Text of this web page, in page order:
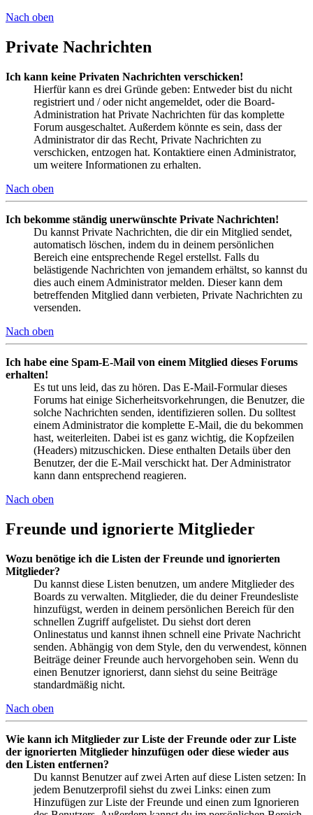
Nach oben
Private Nachrichten
Ich kann keine Privaten Nachrichten verschicken!
Hierfür kann es drei Gründe geben: Entweder bist du nicht
registriert und / oder nicht angemeldet, oder die Board-
Administration hat Private Nachrichten für das komplette
Forum ausgeschaltet. Außerdem könnte es sein, dass der
Administrator dir das Recht, Private Nachrichten zu
verschicken, entzogen hat. Kontaktiere einen Administrator,
um weitere Informationen zu erhalten.
Nach oben
Ich bekomme ständig unerwünschte Private Nachrichten!
Du kannst Private Nachrichten, die dir ein Mitglied sendet,
automatisch löschen, indem du in deinem persönlichen
Bereich eine entsprechende Regel erstellst. Falls du
belästigende Nachrichten von jemandem erhältst, so kannst du
dies auch einem Administrator melden. Dieser kann dem
betreffenden Mitglied dann verbieten, Private Nachrichten zu
versenden.
Nach oben
Ich habe eine Spam-E-Mail von einem Mitglied dieses Forums
erhalten!
Es tut uns leid, das zu hören. Das E-Mail-Formular dieses
Forums hat einige Sicherheitsvorkehrungen, die Benutzer, die
solche Nachrichten senden, identifizieren sollen. Du solltest
einem Administrator die komplette E-Mail, die du bekommen
hast, weiterleiten. Dabei ist es ganz wichtig, die Kopfzeilen
(Headers) mitzuschicken. Diese enthalten Details über den
Benutzer, der die E-Mail verschickt hat. Der Administrator
kann dann entsprechend reagieren.
Nach oben
Freunde und ignorierte Mitglieder
Wozu benötige ich die Listen der Freunde und ignorierten
Mitglieder?
Du kannst diese Listen benutzen, um andere Mitglieder des
Boards zu verwalten. Mitglieder, die du deiner Freundesliste
hinzufügst, werden in deinem persönlichen Bereich für den
schnellen Zugriff aufgelistet. Du siehst dort deren
Onlinestatus und kannst ihnen schnell eine Private Nachricht
senden. Abhängig von dem Style, den du verwendest, können
Beiträge deiner Freunde auch hervorgehoben sein. Wenn du
einen Benutzer ignorierst, dann siehst du seine Beiträge
standardmäßig nicht.
Nach oben
Wie kann ich Mitglieder zur Liste der Freunde oder zur Liste
der ignorierten Mitglieder hinzufügen oder diese wieder aus
den Listen entfernen?
Du kannst Benutzer auf zwei Arten auf diese Listen setzen: In
jedem Benutzerprofil siehst du zwei Links: einen zum
Hinzufügen zur Liste der Freunde und einen zum Ignorieren